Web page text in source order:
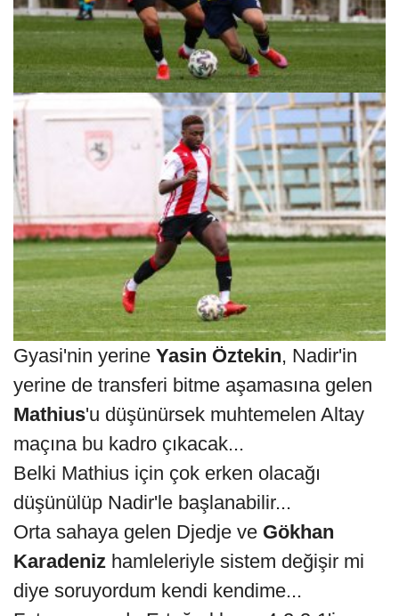
Gyasi'nin yerine Yasin Öztekin, Nadir'in
yerine de transferi bitme aşamasına gelen
Mathius'u düşünürsek muhtemelen Altay
maçına bu kadro çıkacak...
Belki Mathius için çok erken olacağı
düşünülüp Nadir'le başlanabilir...
Orta sahaya gelen Djedje ve Gökhan
Karadeniz hamleleriyle sistem değişir mi
diye soruyordum kendi kendime...